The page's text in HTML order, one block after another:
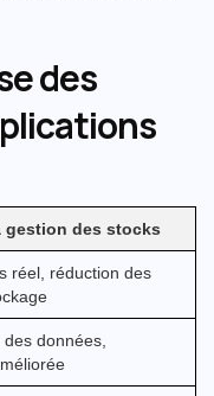
des
gestion des stocks
réel, réduction des
données,